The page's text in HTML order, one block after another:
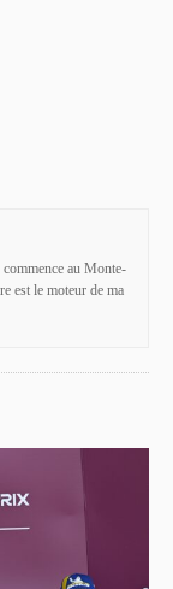
au Monte-
est le moteur de ma